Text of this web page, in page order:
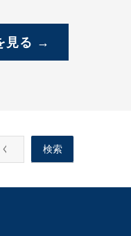
見る →
検索